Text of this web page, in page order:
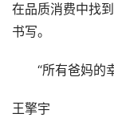
在品质消费中找
书写。
“所有爸妈的幸
王擎宇